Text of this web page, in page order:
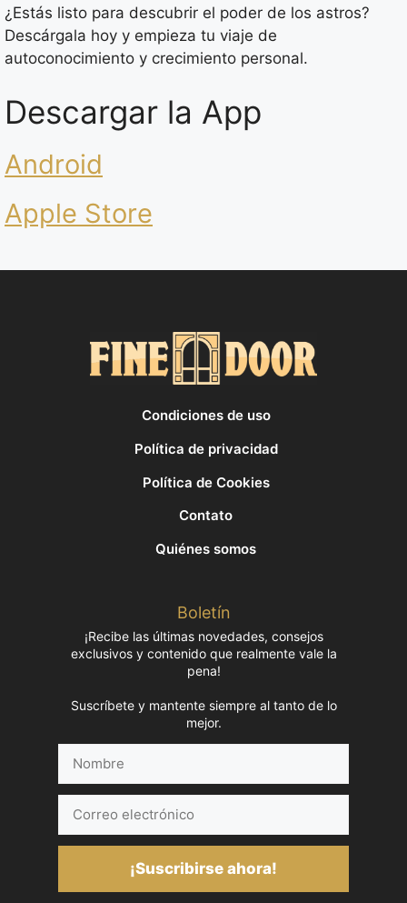
¿Estás listo para descubrir el poder de los astros?
Descárgala hoy y empieza tu viaje de
autoconocimiento y crecimiento personal.
Descargar la App
Android
Apple Store
Condiciones de uso
Política de privacidad
Política de Cookies
Contato
Quiénes somos
Boletín
¡Recibe las últimas novedades, consejos
exclusivos y contenido que realmente vale la
pena!
Suscríbete y mantente siempre al tanto de lo
mejor.
electrónico
¡Suscribirse ahora!